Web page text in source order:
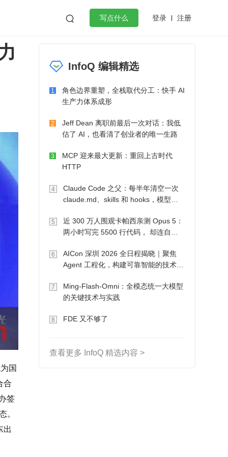
 写点什么 登录 注册
作
微服务架构 flutter
国
合
签
出
InfoQ 编辑精选
1
角色边界重塑，全栈取代分工：快手 AI
生产力体系成形
2
Jeff Dean 离职前最后一次对话：我低
估了 AI，也看清了创业者的唯一生路
3
MCP 迎来最大更新：重回上古时代
HTTP
4
Claude Code 之父：每半年清空一次
claude.md、skills 和 hooks，模型自
5
近 300 万人围观卡帕西亲测 Opus 5：
两小时写完 5500 行代码， 却连自己
6
AICon 深圳 2026 全日程揭晓｜聚焦
Agent 工程化，构建可靠智能的技术路
7
Ming-Flash-Omni：全模态统一大模型
的关键技术与实践
8 FDE 又不够了
查看更多 InfoQ 精选内容 >